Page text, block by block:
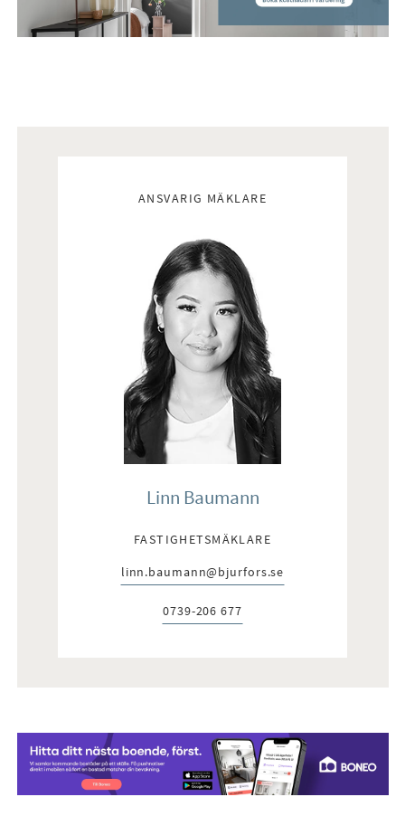
ANSVARIG MÄKLARE
Linn Baumann
FASTIGHETSMÄKLARE
E-post:
linn.baumann@bjurfors.se
Telefon:
0739-206 677